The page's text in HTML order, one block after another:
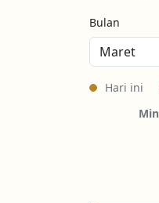
Bulan
Hari ini
Min